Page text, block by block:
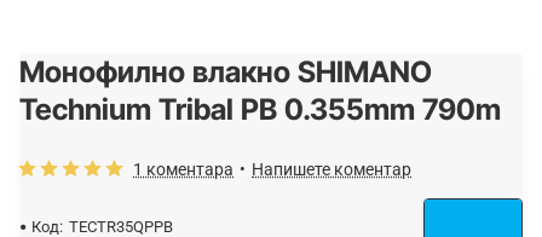
-20%
Монофилно влакно SHIMANO
Technium Tribal PB 0.355mm 790m
Код: TECTR35QPPB
1 коментара • Напишете коментар